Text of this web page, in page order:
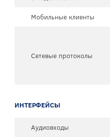
Мобильные клиенты
Сетевые протоколы
ИНТЕРФЕЙСЫ
Аудиовходы